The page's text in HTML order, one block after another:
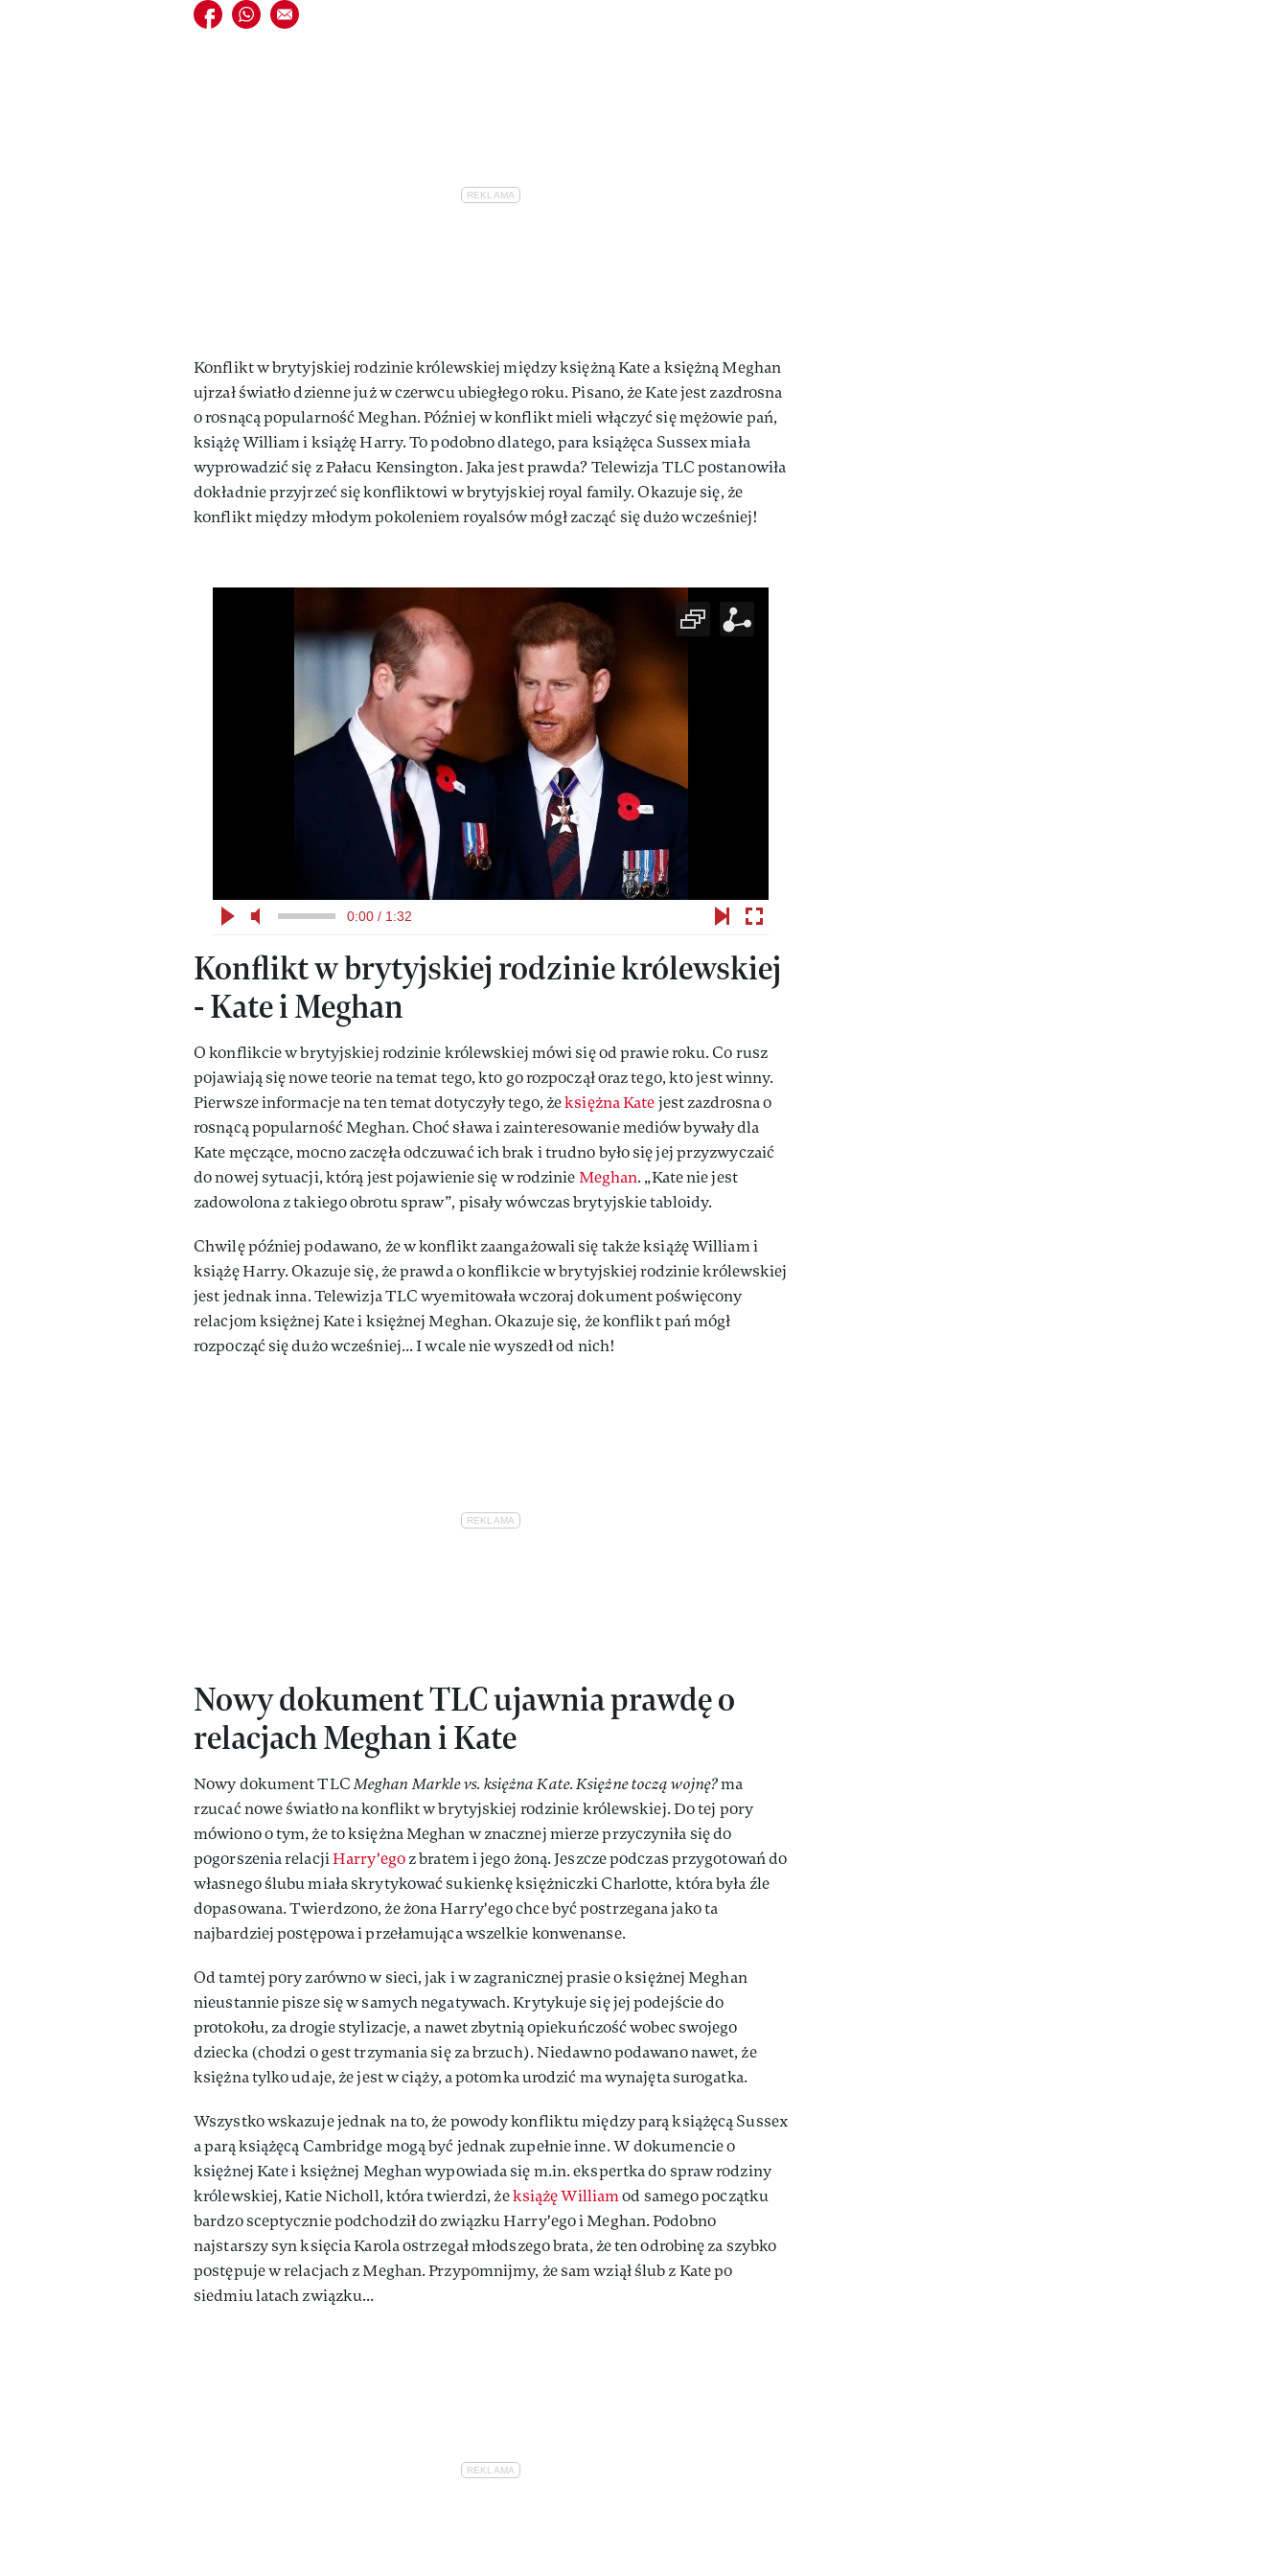
Udostępnij na facebook
Udostępnij na whatsapp
E-mail do przyjaciela
Konflikt w brytyjskiej rodzinie królewskiej między księżną Kate a księżną Meghan
ujrzał światło dzienne już w czerwcu ubiegłego roku. Pisano, że Kate jest zazdrosna
o rosnącą popularność Meghan. Później w konflikt mieli włączyć się mężowie pań,
książę William i książę Harry. To podobno dlatego, para książęca Sussex miała
wyprowadzić się z Pałacu Kensington. Jaka jest prawda? Telewizja TLC postanowiła
dokładnie przyjrzeć się konfliktowi w brytyjskiej royal family. Okazuje się, że
konflikt między młodym pokoleniem royalsów mógł zacząć się dużo wcześniej!
0:00 / 1:32
Konflikt w brytyjskiej rodzinie królewskiej
- Kate i Meghan
O konflikcie w brytyjskiej rodzinie królewskiej mówi się od prawie roku. Co rusz
pojawiają się nowe teorie na temat tego, kto go rozpoczął oraz tego, kto jest winny.
Pierwsze informacje na ten temat dotyczyły tego, żeksiężna Katejest zazdrosna o
rosnącą popularność Meghan. Choć sława i zainteresowanie mediów bywały dla
Kate męczące, mocno zaczęła odczuwać ich brak i trudno było się jej przyzwyczaić
do nowej sytuacji, którą jest pojawienie się w rodzinieMeghan. „Kate nie jest
zadowolona z takiego obrotu spraw”, pisały wówczas brytyjskie tabloidy.
Chwilę później podawano, że w konflikt zaangażowali się także książę William i
książę Harry. Okazuje się, że prawda o konflikcie w brytyjskiej rodzinie królewskiej
jest jednak inna. Telewizja TLC wyemitowała wczoraj dokument poświęcony
relacjom księżnej Kate i księżnej Meghan. Okazuje się, że konflikt pań mógł
rozpocząć się dużo wcześniej... I wcale nie wyszedł od nich!
Nowy dokument TLC ujawnia prawdę o
relacjach Meghan i Kate
Nowy dokument TLCMeghan Markle vs. księżna Kate. Księżne toczą wojnę?ma
rzucać nowe światło na konflikt w brytyjskiej rodzinie królewskiej. Do tej pory
mówiono o tym, że to księżna Meghan w znacznej mierze przyczyniła się do
pogorszenia relacjiHarry'egoz bratem i jego żoną. Jeszcze podczas przygotowań do
własnego ślubu miała skrytykować sukienkę księżniczki Charlotte, która była źle
dopasowana. Twierdzono, że żona Harry'ego chce być postrzegana jako ta
najbardziej postępowa i przełamująca wszelkie konwenanse.
Od tamtej pory zarówno w sieci, jak i w zagranicznej prasie o księżnej Meghan
nieustannie pisze się w samych negatywach. Krytykuje się jej podejście do
protokołu, za drogie stylizacje, a nawet zbytnią opiekuńczość wobec swojego
dziecka (chodzi o gest trzymania się za brzuch). Niedawno podawano nawet, że
księżna tylko udaje, że jest w ciąży, a potomka urodzić ma wynajęta surogatka.
Wszystko wskazuje jednak na to, że powody konfliktu między parą książęcą Sussex
a parą książęcą Cambridge mogą być jednak zupełnie inne. W dokumencie o
księżnej Kate i księżnej Meghan wypowiada się m.in. ekspertka do spraw rodziny
królewskiej, Katie Nicholl, która twierdzi, żeksiążę Williamod samego początku
bardzo sceptycznie podchodził do związku Harry'ego i Meghan. Podobno
najstarszy syn księcia Karola ostrzegał młodszego brata, że ten odrobinę za szybko
postępuje w relacjach z Meghan. Przypomnijmy, że sam wziął ślub z Kate po
siedmiu latach związku...